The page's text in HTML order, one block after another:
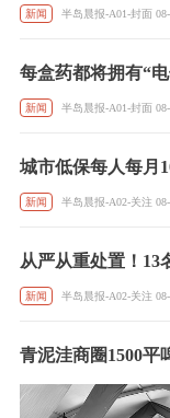
新闻 半岛晨报-A01-封面
每盒药都将拥有“
新闻 半岛晨报-A01-封面
城市低保每人每月
新闻 半岛晨报-A02-关注
从严从重处置！13
新闻 半岛晨报-A02-关注
青泥洼商圈1500平